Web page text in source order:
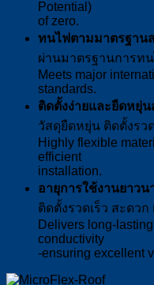
Potential)
of zero.
ทนไฟตามมาตรฐาน
ผ่านมาตรฐานการท
Meets major
standards.
ติดตั้งง่ายและยืดหยุ่
วัสดุยืดหยุ่น ติดตั้งรว
Highly flexible
efficient
installation.
อายุการใช้งานยาว
ติดตั้งรวดเร็ว สะดวก
Delivers long-
conductivity
-ensuring excellent